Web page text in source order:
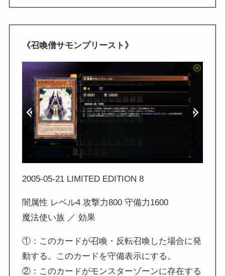
《召喚僧サモンプリースト》
2005-05-21 LIMITED EDITION 8
闇属性 レベル4 攻撃力800 守備力1600
魔法使い族 ／ 効果
①：このカードが召喚・反転召喚した場合に発
動する。このカードを守備表示にする。
②：このカードがモンスターゾーンに存在する